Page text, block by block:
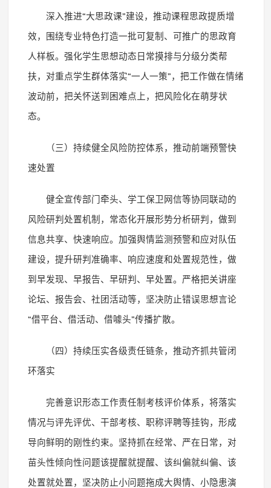
深入推进“大思政课”建设，推动课程思政提质增
效，围绕专业特色打造一批可复制、可推广的思政育
人样板。强化学生思想动态日常摸排与分级分类帮
扶，对重点学生群体落实“一人一策”，把工作做在情绪
波动前，把关怀送到困难点上，把风险化在萌芽状
态。
（三）持续健全风险防控体系，推动前端预警快
速处置
健全宣传部门牵头、学工保卫网信等协同联动的
风险研判处置机制，常态化开展形势分析研判，做到
信息共享、快速响应。加强舆情监测预警和应对队伍
建设，提升研判准确率、响应速度和处置规范性，做
到早发现、早报告、早研判、早处置。严格把关讲座
论坛、报告会、社团活动等，坚决防止错误思想言论
“借平台、借活动、借噱头”传播扩散。
（四）持续压实各级责任链条，推动齐抓共管闭
环落实
完善意识形态工作责任制考核评价体系，将落实
情况与评先评优、干部考核、职称评聘等挂钩，形成
导向鲜明的刚性约束。坚持抓在经常、严在日常，对
苗头性倾向性问题该提醒就提醒、该纠偏就纠偏、该
处置就处置，坚决防止小问题拖成大舆情、小隐患演